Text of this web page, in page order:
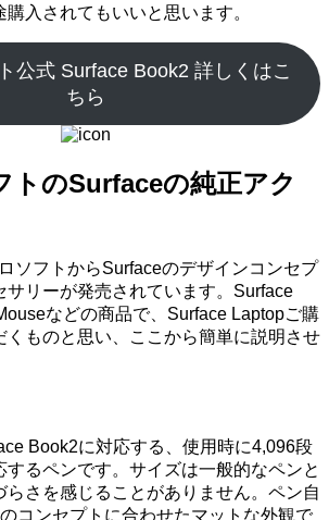
入されてもいいと思います。
公式 Surface Book2 詳しくはこ
ちら
トのSurfaceの純正アク
ソフトからSurfaceのデザインコンセプ
サリーが発売されています。Surface
などの商品で、Surface Laptopご購
くものと思い、ここから簡単に説明させ
Book2に対応する、使用時に4,096段
するペンです。サイズは一般的なペンと
らさを感じることがありません。ペン自
コンセプトに合わせたマットな外観で